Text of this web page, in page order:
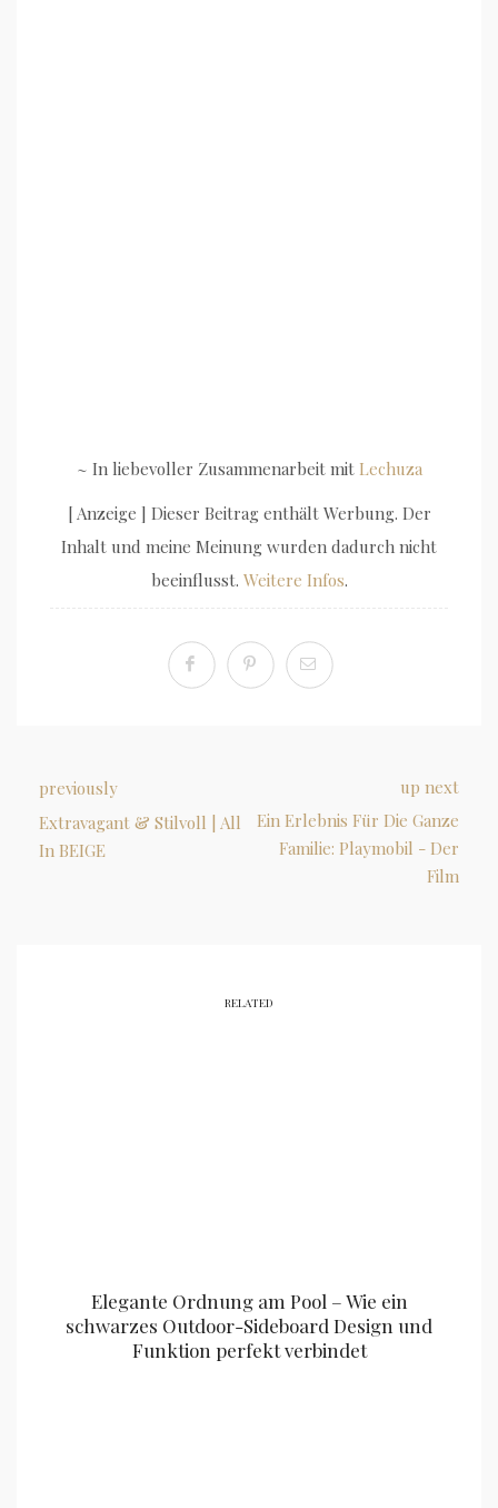
~ In liebevoller Zusammenarbeit mit Lechuza
[ Anzeige ] Dieser Beitrag enthält Werbung. Der
Inhalt und meine Meinung wurden dadurch nicht
beeinflusst. Weitere Infos.
previously
Extravagant & Stilvoll | All
In BEIGE
up next
Ein Erlebnis Für Die Ganze
Familie: Playmobil - Der
Film
RELATED
Elegante Ordnung am Pool – Wie ein
schwarzes Outdoor-Sideboard Design und
Funktion perfekt verbindet